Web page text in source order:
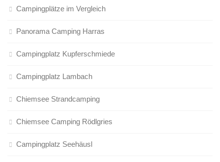
Campingplätze im Vergleich
Panorama Camping Harras
Campingplatz Kupferschmiede
Campingplatz Lambach
Chiemsee Strandcamping
Chiemsee Camping Rödlgries
Campingplatz Seehäusl